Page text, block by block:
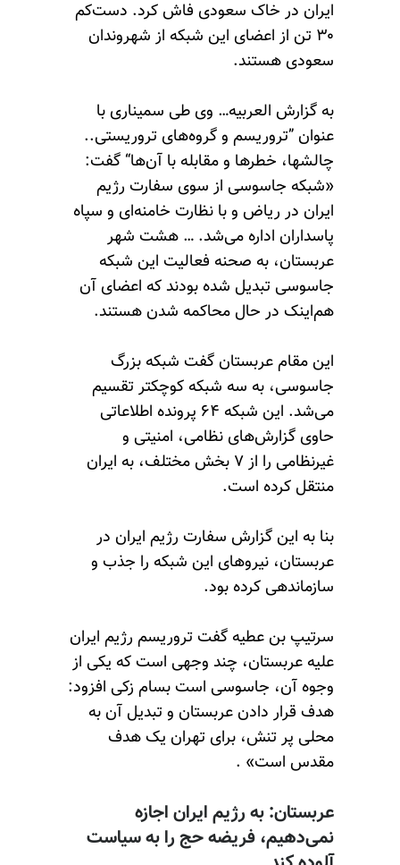
ایران در خاک سعودی فاش کرد. دست‌کم
۳۰ تن از اعضای این شبکه از شهروندان
سعودی هستند.
به گزارش العربیه… وی طی سمیناری با
عنوان ”تروریسم و گروه‌های تروریستی..
چالشها، خطرها و مقابله با آن‌ها“ گفت:
«شبکه جاسوسی از سوی سفارت رژیم
ایران در ریاض و با نظارت خامنه‌ای و سپاه
پاسداران اداره می‌شد. … هشت شهر
عربستان، به صحنه فعالیت این شبکه
جاسوسی تبدیل شده بودند که اعضای آن
هم‌اینک در حال محاکمه شدن هستند.
این مقام عربستان گفت شبکه بزرگ
جاسوسی، به سه شبکه کوچکتر تقسیم
می‌شد. این شبکه ۶۴ پرونده اطلاعاتی
حاوی گزارش‌های نظامی، امنیتی و
غیرنظامی را از ۷ بخش مختلف، به ایران
منتقل کرده است.
بنا‌ به این گزارش سفارت رژیم ایران در
عربستان، نیروهای این شبکه‌ را جذب و
سازماندهی کرده بود.
سرتیپ بن عطیه گفت تروریسم رژیم ایران
علیه عربستان، چند وجهی است که یکی از
وجوه آن، جاسوسی است بسام زکی افزود:
هدف قرار دادن عربستان و تبدیل آن به
محلی پر تنش، برای تهران یک هدف
مقدس است» .
عربستان: به رژیم ایران اجازه
نمی‌دهیم، فریضه حج را به سیاست